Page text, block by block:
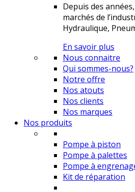
Depuis des
marchés de
Hydraulique,
En savoir plus
Nous connaitre
Qui sommes-nous?
Notre offre
Nos atouts
Nos clients
Nos marques
Nos produits
Pompe à piston
Pompe à palettes
Pompe à
Kit de réparation